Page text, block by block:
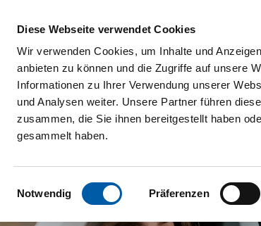
Diese Webseite verwendet Cookies
Wir verwenden Cookies, um Inhalte und
anbieten zu können und die Zugriffe auf unsere
Informationen zu Ihrer Verwendung unserer
und Analysen weiter. Unsere Partner führen
zusammen, die Sie ihnen bereitgestellt haben
gesammelt haben.
Einwilligungsauswahl
Notwendig Präferenzen